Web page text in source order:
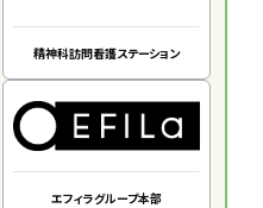
精神科訪問看護ステーション
エフィラグループ本部